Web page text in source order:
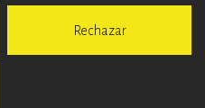
Rechazar